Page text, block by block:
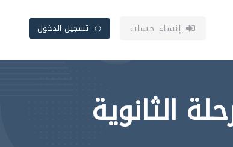
إنشاء حساب تسجيل الدخول
الثانوية